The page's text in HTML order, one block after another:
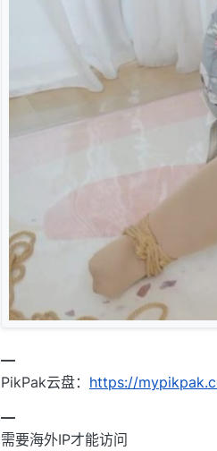
━
PikPak云盘： https://
━
需要海外IP才能访问